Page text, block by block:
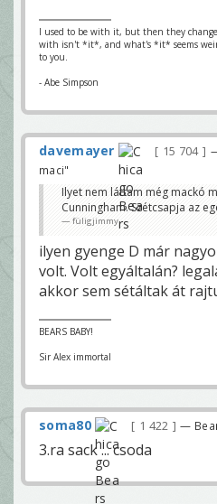
I used to be with it, but then they
with isn't *it*, and what's *it* seems
to you.
- Abe Simpson
davemayer 15 704
maci"
Ilyet nem láttam még mackó
Cunningham. Szétcsapja az
füligjimmy
ilyen gyenge D már
volt. Volt egyáltalán?
akkor sem sétáltak át
BEARS BABY!
Sir Alex immortal
soma80 1 422 —
3.ra sack ... csoda